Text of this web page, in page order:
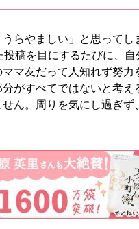
らやましい」と思ってし
稿を目にするたびに、
マ友だって人知れず努力
がすべてではないと考
ん。周りを気にし過ぎず